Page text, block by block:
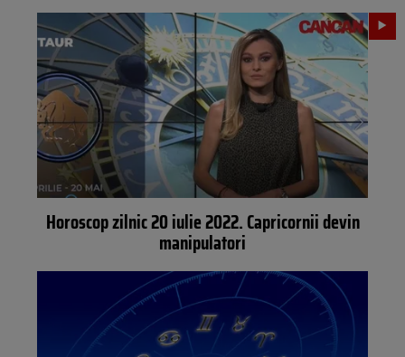
Horoscop zilnic 20 iulie 2022. Capricornii devin
manipulatori